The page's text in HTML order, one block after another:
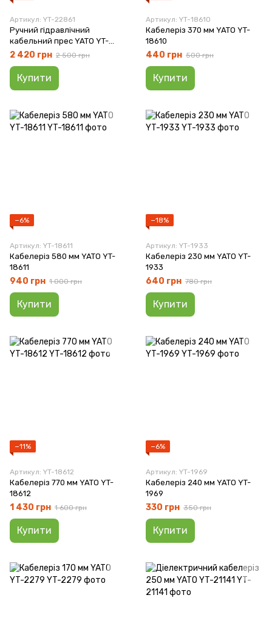
Артикул: YT-22861
Ручний гідравлічний
кабельний прес YATO YT-
22861
2 420 грн 2 500 грн
Купити
Артикул: YT-18610
Кабелеріз 370 мм YATO YT-
18610
440 грн 500 грн
Купити
−6%
Артикул: YT-18611
Кабелеріз 580 мм YATO YT-
18611
940 грн 1 000 грн
Купити
−18%
Артикул: YT-1933
Кабелеріз 230 мм YATO YT-
1933
640 грн 780 грн
Купити
−11%
Артикул: YT-18612
Кабелеріз 770 мм YATO YT-
18612
1 430 грн 1 600 грн
Купити
−6%
Артикул: YT-1969
Кабелеріз 240 мм YATO YT-
1969
330 грн 350 грн
Купити